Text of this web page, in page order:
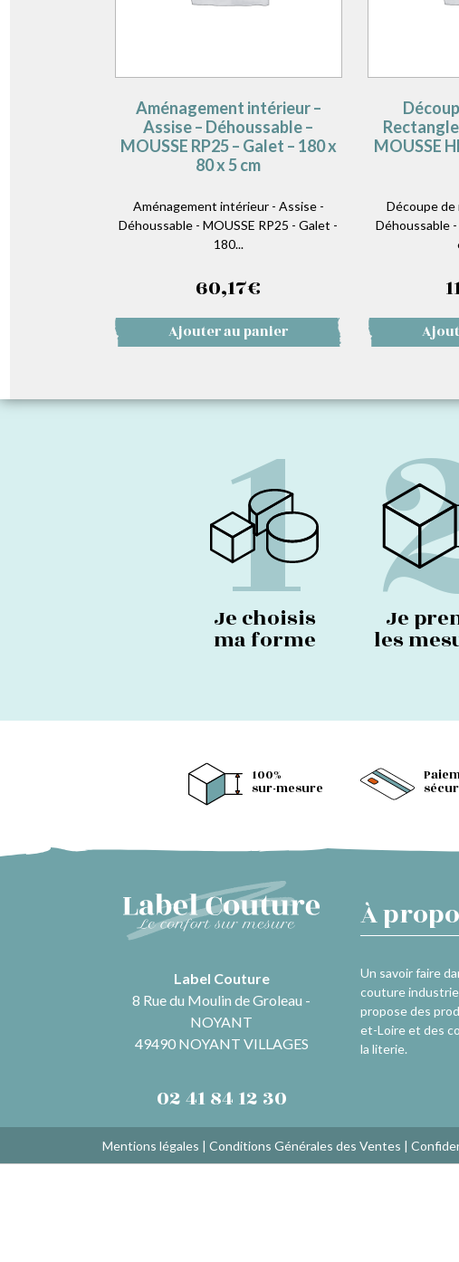
Aménagement intérieur –
Assise – Déhoussable –
MOUSSE RP25 – Galet – 180 x
80 x 5 cm
Aménagement intérieur - Assise -
Déhoussable - MOUSSE RP25 - Galet -
180...
60,17€
Ajouter au panier
MOUSSE
Découpe de
Déhoussable
1
Je choisis
ma forme
Je
les
100%
sur-mesure
Label Couture
8 Rue du Moulin de Groleau -
NOYANT
49490 NOYANT VILLAGES
02 41 84 12 30
À
Un savoir faire
couture
propose des
et-Loire et des
la literie.
Mentions légales | Conditions Générales des Ventes |